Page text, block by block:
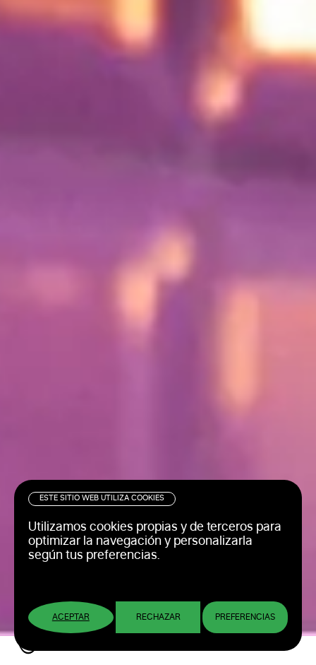
ESTE SITIO WEB UTILIZA COOKIES
Utilizamos cookies propias y de terceros para
optimizar la navegación y personalizarla
según tus preferencias.
ACEPTAR RECHAZAR PREFERENCIAS